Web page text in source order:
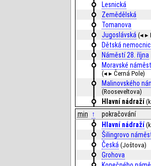
Lesnická
Zemědělská
Tomanova
Jugoslávská (◂ ▸
Dětská
Náměstí 28. října
Moravské
(◂ ▸ Černá Pole)
Malinovského
(Rooseveltova)
Hlavní nádraží
min ↑ pokračování
Hlavní nádraží
Šilingrovo
Česká (Joštova)
Grohova